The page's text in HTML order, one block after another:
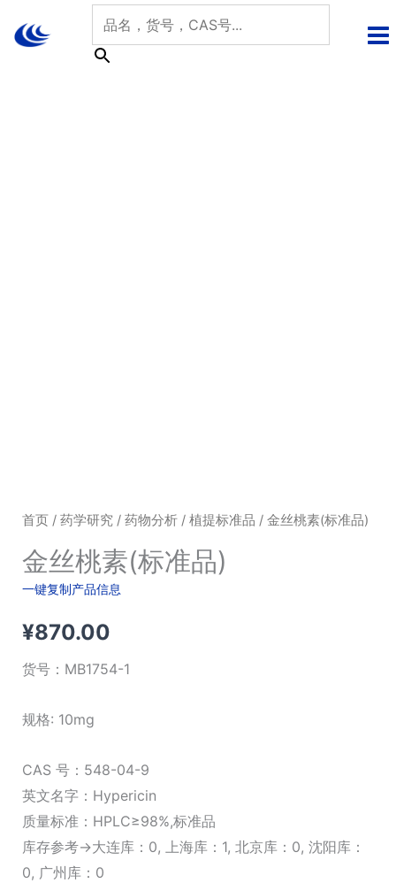
首页/ 药学研究/ 药物分析/ 植提标准品 / 金丝桃素(标准品)
金丝桃素(标准品)
一键复制产品信息
¥870.00
货号： MB1754-1
规格: 10mg
CAS 号：548-04-9
英文名字：Hypericin
质量标准：HPLC≥98%,标准品
库存参考→大连库：0, 上海库：1, 北京库：0, 沈阳库：
0, 广州库：0